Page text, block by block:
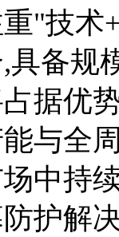
"技术
具备规
据优
与全
中持
护解